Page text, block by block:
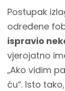
Postupak
određene
ispravio
vjerojatno
„Ako vidim
ću“. Isto